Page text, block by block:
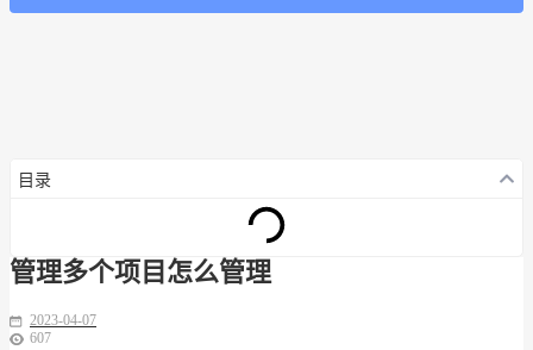
目录
管理多个项目怎么管理
2023-04-07
607